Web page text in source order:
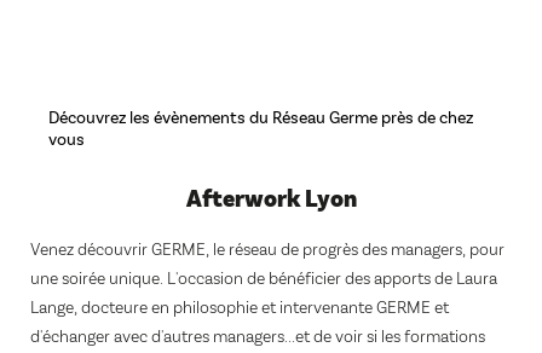
contenu
Découvrez les évènements du Réseau Germe près de chez
vous
Afterwork Lyon
Venez découvrir GERME, le réseau de progrès des managers, pour
une soirée unique. L'occasion de bénéficier des apports de Laura
Lange, docteure en philosophie et intervenante GERME et
d'échanger avec d'autres managers...et de voir si les formations